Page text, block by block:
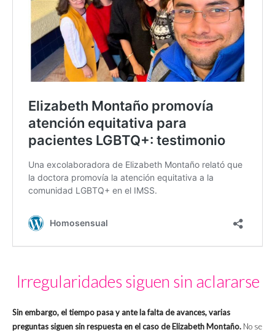
Irregularidades siguen sin aclararse
Sin embargo, el tiempo pasa y ante la falta de avances, varias
preguntas siguen sin respuesta en el caso de Elizabeth Montaño. No se